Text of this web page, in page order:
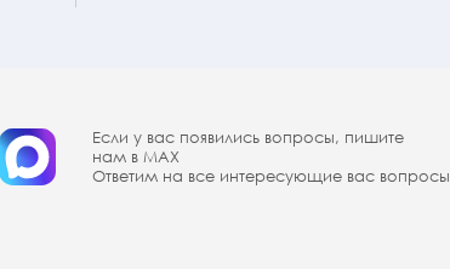
Если у вас появились вопросы, пишите
нам в МАX
Ответим на все интересующие вас вопросы